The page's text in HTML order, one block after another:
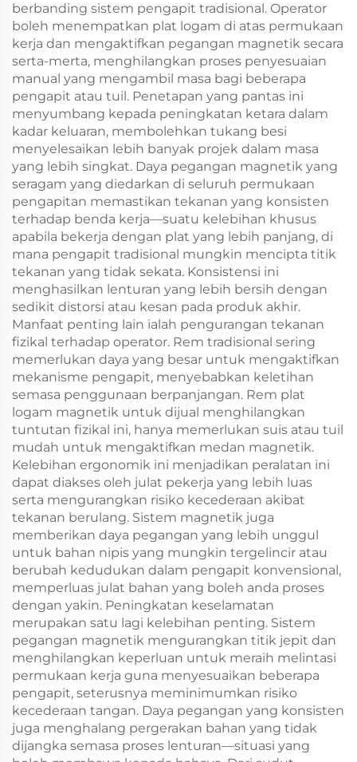
berbanding sistem pengapit tradisional. Operator
boleh menempatkan plat logam di atas permukaan
kerja dan mengaktifkan pegangan magnetik secara
serta-merta, menghilangkan proses penyesuaian
manual yang mengambil masa bagi beberapa
pengapit atau tuil. Penetapan yang pantas ini
menyumbang kepada peningkatan ketara dalam
kadar keluaran, membolehkan tukang besi
menyelesaikan lebih banyak projek dalam masa
yang lebih singkat. Daya pegangan magnetik yang
seragam yang diedarkan di seluruh permukaan
pengapitan memastikan tekanan yang konsisten
terhadap benda kerja—suatu kelebihan khusus
apabila bekerja dengan plat yang lebih panjang, di
mana pengapit tradisional mungkin mencipta titik
tekanan yang tidak sekata. Konsistensi ini
menghasilkan lenturan yang lebih bersih dengan
sedikit distorsi atau kesan pada produk akhir.
Manfaat penting lain ialah pengurangan tekanan
fizikal terhadap operator. Rem tradisional sering
memerlukan daya yang besar untuk mengaktifkan
mekanisme pengapit, menyebabkan keletihan
semasa penggunaan berpanjangan. Rem plat
logam magnetik untuk dijual menghilangkan
tuntutan fizikal ini, hanya memerlukan suis atau tuil
mudah untuk mengaktifkan medan magnetik.
Kelebihan ergonomik ini menjadikan peralatan ini
dapat diakses oleh julat pekerja yang lebih luas
serta mengurangkan risiko kecederaan akibat
tekanan berulang. Sistem magnetik juga
memberikan daya pegangan yang lebih unggul
untuk bahan nipis yang mungkin tergelincir atau
berubah kedudukan dalam pengapit konvensional,
memperluas julat bahan yang boleh anda proses
dengan yakin. Peningkatan keselamatan
merupakan satu lagi kelebihan penting. Sistem
pegangan magnetik mengurangkan titik jepit dan
menghilangkan keperluan untuk meraih melintasi
permukaan kerja guna menyesuaikan beberapa
pengapit, seterusnya meminimumkan risiko
kecederaan tangan. Daya pegangan yang konsisten
juga menghalang pergerakan bahan yang tidak
dijangka semasa proses lenturan—situasi yang